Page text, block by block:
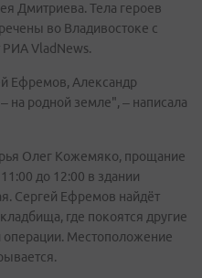
Дмитриева. Тела героев
во Владивостоке с
VladNews.
Ефремов, Александр
на родной земле", – написала
Олег Кожемяко, прощание
до 12:00 в здании
Сергей Ефремов найдёт
где покоятся другие
операции. Местоположение